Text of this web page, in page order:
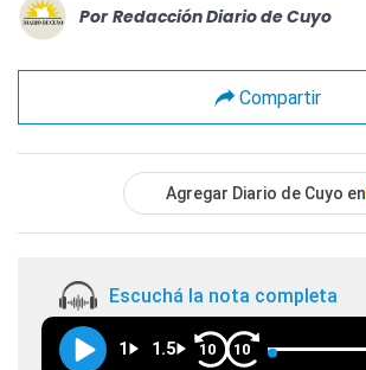
Por Redacción Diario de Cuyo
Compartir
Agregar Diario de Cuyo en
Escuchá la nota completa
1 1.5 10 10